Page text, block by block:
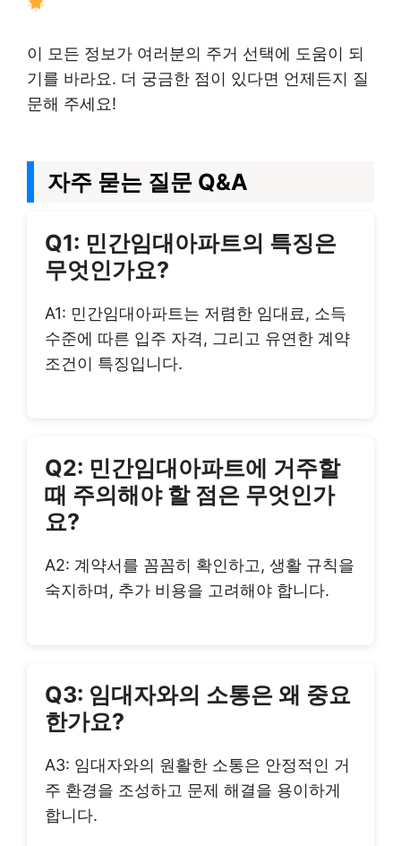
이 모든 정보가 여러분의 주거 선택에 도움이 되
기를 바라요. 더 궁금한 점이 있다면 언제든지 질
문해 주세요!
자주 묻는 질문 Q&A
Q1: 민간임대아파트의 특징은
무엇인가요?
A1: 민간임대아파트는 저렴한 임대료, 소득
수준에 따른 입주 자격, 그리고 유연한 계약
조건이 특징입니다.
Q2: 민간임대아파트에 거주할
때 주의해야 할 점은 무엇인가
요?
A2: 계약서를 꼼꼼히 확인하고, 생활 규칙을
숙지하며, 추가 비용을 고려해야 합니다.
Q3: 임대자와의 소통은 왜 중요
한가요?
A3: 임대자와의 원활한 소통은 안정적인 거
주 환경을 조성하고 문제 해결을 용이하게
합니다.